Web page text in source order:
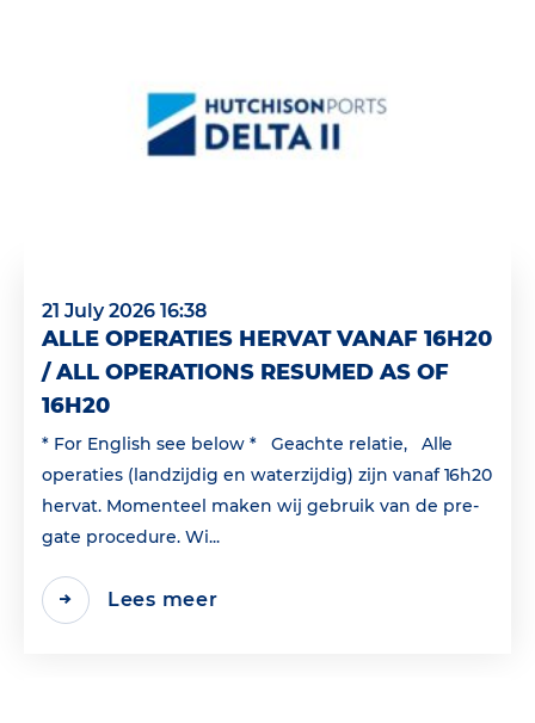
21 July 2026 16:38
ALLE OPERATIES HERVAT VANAF 16H20
/ ALL OPERATIONS RESUMED AS OF
16H20
* For English see below * Geachte relatie, Alle
operaties (landzijdig en waterzijdig) zijn vanaf 16h20
hervat. Momenteel maken wij gebruik van de pre-
gate procedure. Wi...
Lees meer